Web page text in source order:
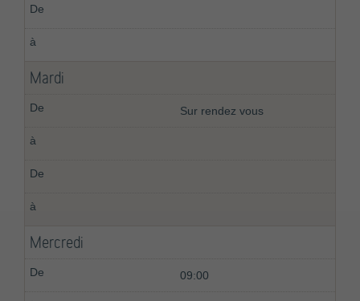
Mardi
Sur rendez vous
Mercredi
09:00